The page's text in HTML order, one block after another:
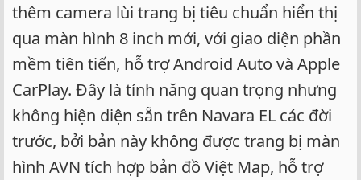
thêm camera lùi trang bị tiêu chuẩn hiển thị
qua màn hình 8 inch mới, với giao diện phần
mềm tiên tiến, hỗ trợ Android Auto và Apple
CarPlay. Đây là tính năng quan trọng nhưng
không hiện diện sẵn trên Navara EL các đời
trước, bởi bản này không được trang bị màn
hình AVN tích hợp bản đồ Việt Map, hỗ trợ